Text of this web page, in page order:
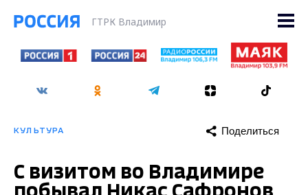
ГТРК Владимир
КУЛЬТУРА Поделиться
С визитом во Владимире